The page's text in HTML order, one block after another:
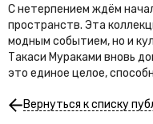
С нетерпением ждём
пространств. Эта
модным событием, но и
Такаси Мураками вновь
это единое целое,
Вернуться к списку